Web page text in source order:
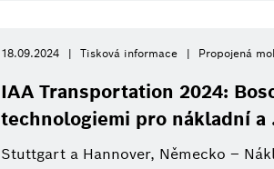
18.09.2024 Tisková informace Propojená
IAA Transportation 2024:
technologiemi pro nákladní a
Stuttgart a Hannover, Německo –